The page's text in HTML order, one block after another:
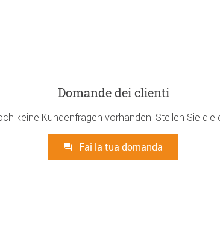
Domande dei clienti
keine Kundenfragen vorhanden. Stellen Sie die
Fai la tua domanda